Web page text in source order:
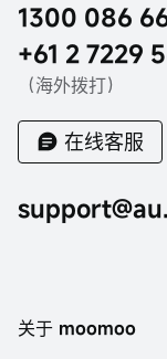
1300 086
+61 2 7229
（海外拨打）
在线客服
关于 moomoo